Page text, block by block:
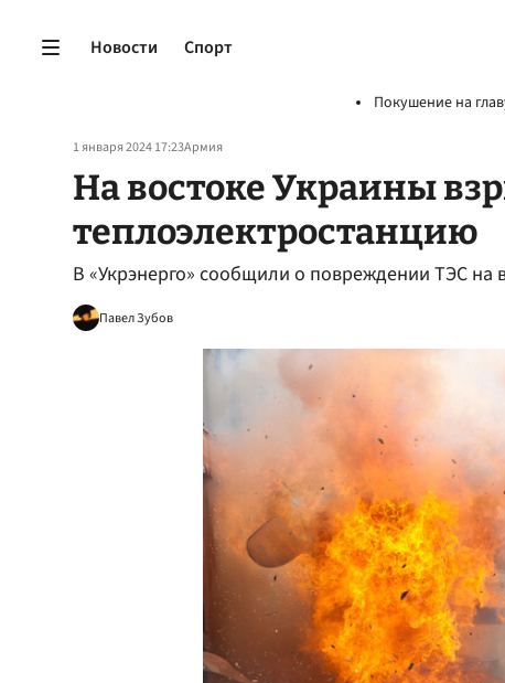
Новости Спорт
Покушение на
1 января 2024 17:23Армия
На востоке Украины
теплоэлектростанцию
В «Укрэнерго» сообщили о повреждении ТЭС на
Павел Зубов